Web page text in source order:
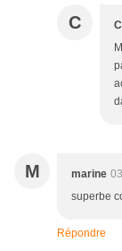
C
M marine
superbe
Répondre